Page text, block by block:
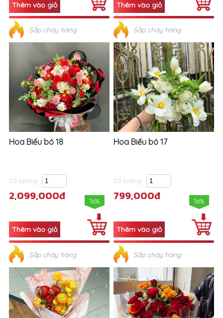
Sắp cháy hàng Sắp cháy hàng
Hoa Biếu bó 18
Số lượng
2,099,000đ 16%
Sắp cháy hàng
Hoa Biếu bó 17
Số lượng
799,000đ 16%
Sắp cháy hàng